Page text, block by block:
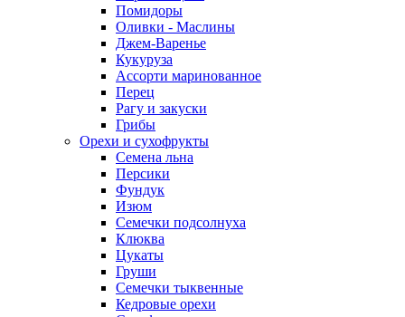
Помидоры
Оливки - Маслины
Джем-Варенье
Кукуруза
Ассорти маринованное
Перец
Рагу и закуски
Грибы
Орехи и сухофрукты
Семена льна
Персики
Фундук
Изюм
Семечки подсолнуха
Клюква
Цукаты
Груши
Семечки тыквенные
Кедровые орехи